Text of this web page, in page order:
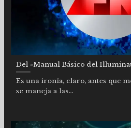
Del «Manual Básico del
Es una ironía, claro, antes que
se maneja a las...